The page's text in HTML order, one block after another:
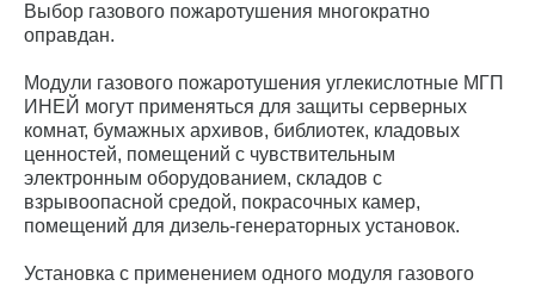
Выбор газового пожаротушения многократно
оправдан.
Модули газового пожаротушения углекислотные МГП
ИНЕЙ могут применяться для защиты серверных
комнат, бумажных архивов, библиотек, кладовых
ценностей, помещений с чувствительным
электронным оборудованием, складов с
взрывоопасной средой, покрасочных камер,
помещений для дизель-генераторных установок.
Установка с применением одного модуля газового